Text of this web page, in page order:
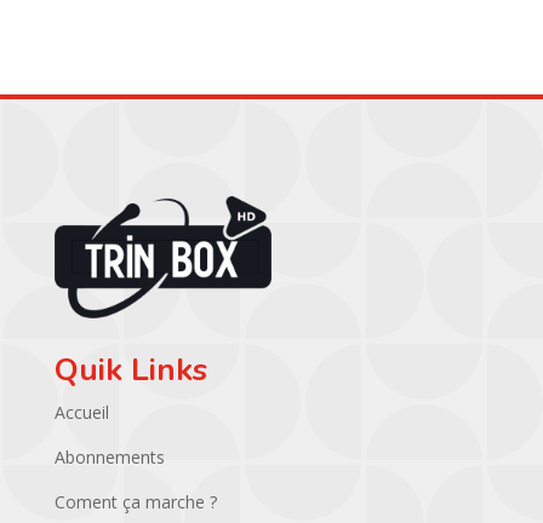
Quik Links
Accueil
Abonnements
Coment ça marche ?